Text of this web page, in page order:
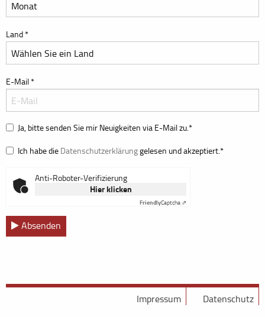
Land *
E-Mail *
Ja, bitte senden Sie mir Neuigkeiten via E-Mail zu.*
Ich habe die Datenschutzerklärunggelesen und akzeptiert.*
Anti-Roboter-Verifizierung
Hier klicken
FriendlyCaptcha ⇗
Absenden
Impressum Datenschutz